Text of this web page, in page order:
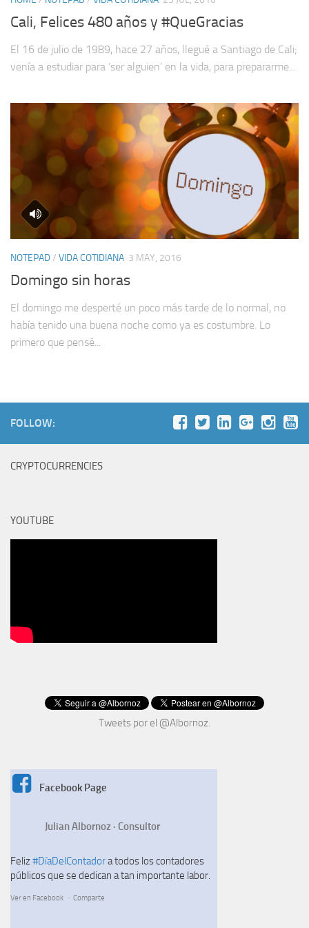
Cali, Felices 480 años y #QueGracias
El 16 de julio de 1989, hace 27 años, llegué a Santiago de Cali;
venía a estudiar para ‘ser alguien’ en la vida, para prepararme...
NOTEPAD/ VIDA COTIDIANA 3 MAY, 2016
Domingo sin horas
El domingo me desperté un poco más tarde de lo normal, no
había tenido una buena noche como ya es costumbre. Lo
primero que pensé...
FOLLOW:
CRYPTOCURRENCIES
YOUTUBE
Tweets por el @Albornoz.
Facebook Page
Julian Albornoz · Consultor
Feliz#DíaDelContadora todos los contadores
públicos que se dedican a tan importante labor.
Ver en Facebook · Comparte